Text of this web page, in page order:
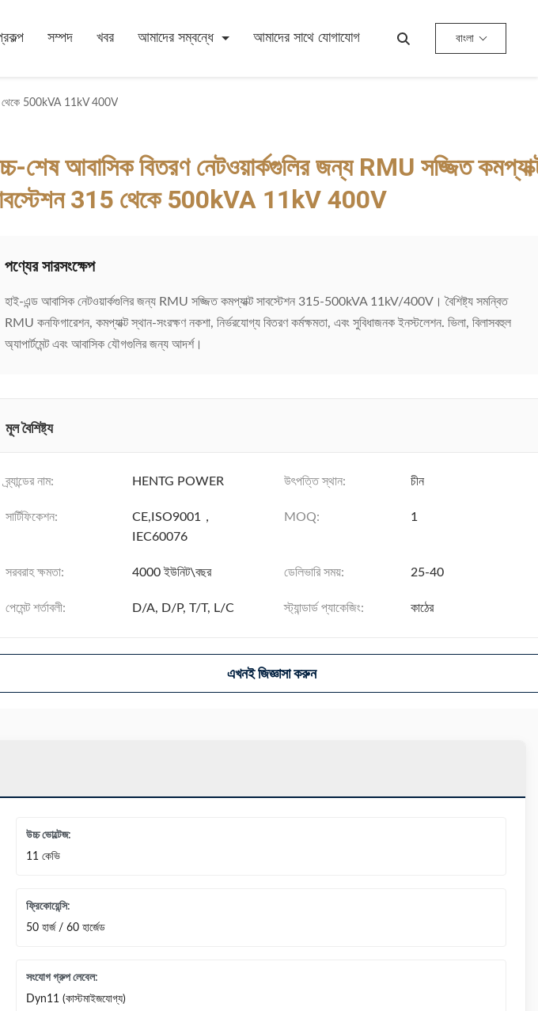
সম্পদ খবর আমাদের সম্বন্ধে আমাদের সাথে যোগাযোগ বাংলা
থেকে 500kVA 11kV 400V
শেষ আবাসিক বিতরণ নেটওয়ার্কগুলির জন্য RMU সজ্জিত
315 থেকে 500kVA 11kV 400V
পণ্যের সারসংক্ষেপ
হাই-এন্ড আবাসিক নেটওয়ার্কগুলির জন্য RMU সজ্জিত কমপ্যাক্ট সাবস্টেশন 315-500kVA 11kV/400V। বৈশিষ্ট্য সমন্বিত
RMU কনফিগারেশন, কমপ্যাক্ট স্থান-সংরক্ষণ নকশা, নির্ভরযোগ্য বিতরণ কর্মক্ষমতা, এবং সুবিধাজনক ইনস্টলেশন. ভিলা, বিলাসবহুল
অ্যাপার্টমেন্ট এবং আবাসিক যৌগগুলির জন্য আদর্শ।
মূল বৈশিষ্ট্য
ব্র্যান্ডের নাম: HENTG POWER উৎপত্তি স্থান: চীন
সার্টিফিকেশন:
CE,ISO9001，
IEC60076
MOQ: 1
সরবরাহ ক্ষমতা: 4000 ইউনিট\বছর ডেলিভারি সময়: 25-40
পেমেন্ট শর্তাবলী: D/A, D/P, T/T, L/C স্ট্যান্ডার্ড প্যাকেজিং: কাঠের
এখনই জিজ্ঞাসা করুন
উচ্চ ভোল্টেজ:
11 কেভি
ফ্রিকোয়েন্সি:
50 হার্জ / 60 হার্জেড
সংযোগ গ্রুপ লেবেল:
Dyn11 (কাস্টমাইজযোগ্য)